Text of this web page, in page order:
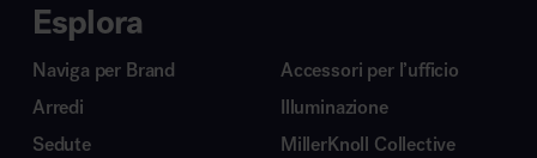
Esplora
Naviga per Brand
Arredi
Sedute
Accessori per l’ufficio
Illuminazione
MillerKnoll Collective